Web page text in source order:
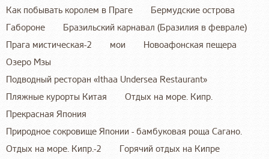
Как побывать королем в Праге
Бермудские острова
Габороне
Бразильский карнавал (Бразилия в феврале)
Прага мистическая-2
мои
Новоафонская пещера
Озеро Мзы
Подводный ресторан «Ithaa Undersea Restaurant»
Пляжные курорты Китая
Отдых на море. Кипр.
Прекрасная Япония
Природное сокровище Японии - бамбуковая роща Сагано.
Отдых на море. Кипр.-2
Горячий отдых на Кипре